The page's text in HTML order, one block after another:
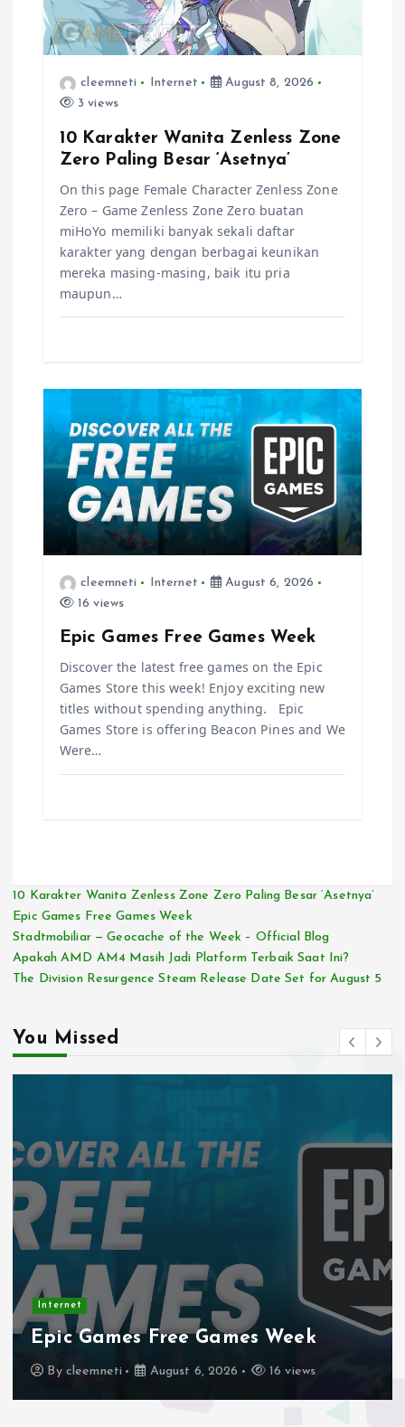
a
cleemneti Internet
August 8, 2026
3 views
10 Karakter Wanita Zenless Zone
Zero Paling Besar ‘Asetnya’
On this page Female Character Zenless Zone
Zero – Game Zenless Zone Zero buatan
miHoYo memiliki banyak sekali daftar
karakter yang dengan berbagai keunikan
mereka masing-masing, baik itu pria
maupun…
cleemneti Internet
August 6, 2026
16 views
Epic Games Free Games Week
Discover the latest free games on the Epic
Games Store this week! Enjoy exciting new
titles without spending anything. Epic
Games Store is offering Beacon Pines and We
Were…
10 Karakter Wanita Zenless Zone Zero Paling Besar ‘Asetnya’
Epic Games Free Games Week
Stadtmobiliar — Geocache of the Week – Official Blog
Apakah AMD AM4 Masih Jadi Platform Terbaik Saat Ini?
The Division Resurgence Steam Release Date Set for August 5
You Missed
Internet
Stadtmobiliar — Geocache of the
Week – Official Blog
Bycleemneti August 4, 2026 20 views